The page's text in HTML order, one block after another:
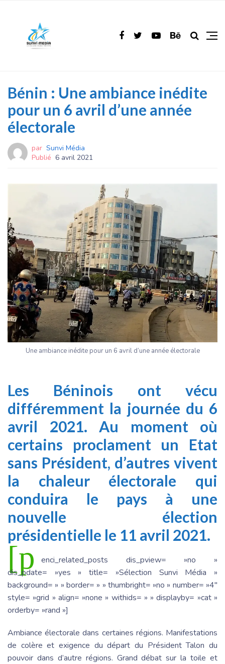
Bénin : Une ambiance inédite
pour un 6 avril d’une année
électorale
par Sunvi Média
Publié 6 avril 2021
Une ambiance inédite pour un 6 avril d’une année électorale
Les Béninois ont vécu
différemment la journée du 6
avril 2021. Au moment où
certains proclament un Etat
sans Président, d’autres vivent
la chaleur électorale qui
conduira le pays à une
nouvelle élection
présidentielle le 11 avril 2021.
[p
enci_related_posts dis_pview= »no »
dis_pdate= »yes » title= »Sélection Sunvi Média »
background= » » border= » » thumbright= »no » number= »4″
style= »grid » align= »none » withids= » » displayby= »cat »
orderby= »rand »]
Ambiance électorale dans certaines régions. Manifestations
de colère et exigence du départ du Président Talon du
pouvoir dans d’autre régions. Grand débat sur la toile et